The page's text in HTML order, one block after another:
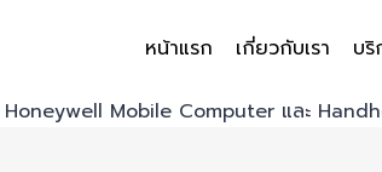
หน้าแรก เกี่ยวกับเรา บริ